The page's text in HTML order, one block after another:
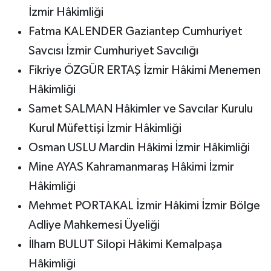
İzmir Hâkimliği
Fatma KALENDER Gaziantep Cumhuriyet
Savcısı İzmir Cumhuriyet Savcılığı
Fikriye ÖZGÜR ERTAŞ İzmir Hâkimi Menemen
Hâkimliği
Samet SALMAN Hâkimler ve Savcılar Kurulu
Kurul Müfettişi İzmir Hâkimliği
Osman USLU Mardin Hâkimi İzmir Hâkimliği
Mine AYAS Kahramanmaraş Hâkimi İzmir
Hâkimliği
Mehmet PORTAKAL İzmir Hâkimi İzmir Bölge
Adliye Mahkemesi Üyeliği
İlham BULUT Silopi Hâkimi Kemalpaşa
Hâkimliği